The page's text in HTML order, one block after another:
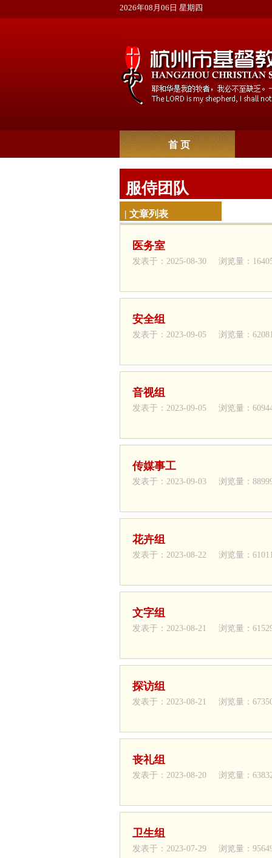
2026年08月06日 星期四
首 页
服侍团队
| 文章列表
医务室
发表于：2025-08-30 浏览量：
安全组
发表于：2023-09-05 浏览量：
音视组
发表于：2023-09-05 浏览量：
传媒事工
发表于：2023-09-03 浏览量：
花卉组
发表于：2023-08-22 浏览量：
文字组
发表于：2023-08-21 浏览量：
探访组
发表于：2023-08-21 浏览量：
丧礼组
发表于：2023-08-20 浏览量：
卫生组
发表于：2023-07-29 浏览量：